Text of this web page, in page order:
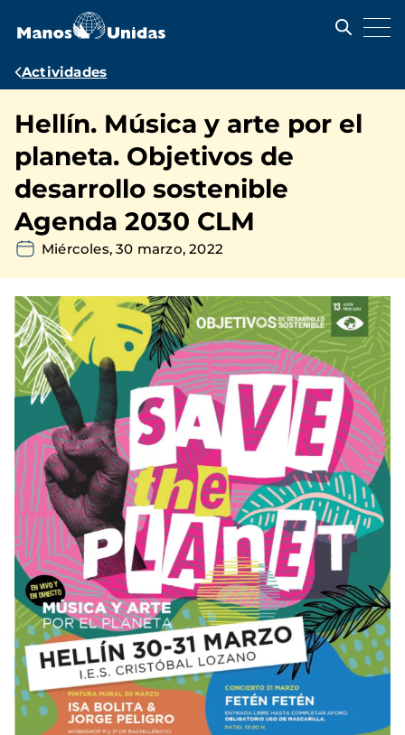
contenido
Ruta
navegación
Actividades
Hellín. Música y arte por el
planeta. Objetivos de
desarrollo sostenible
Agenda 2030 CLM
Miércoles, 30 marzo, 2022